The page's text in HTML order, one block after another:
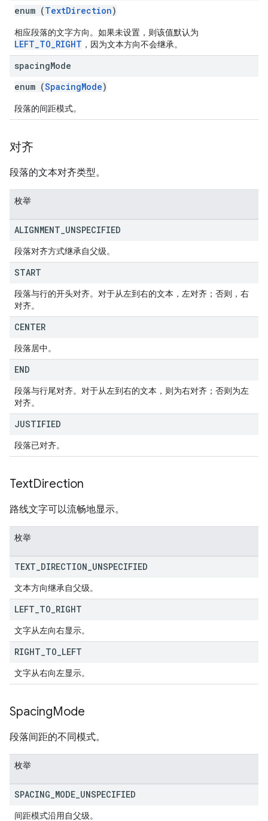
enum (TextDirection)
相应段落的文字方向。如果未设置，则该值默认为
LEFT_TO_RIGHT ，因为文本方向不会继承。
spacingMode
enum (SpacingMode)
段落的间距模式。
对齐
段落的文本对齐类型。
枚举
ALIGNMENT UNSPECIFIED
段落对齐方式继承自父级。
START
段落与行的开头对齐。对于从左到右的文本，左对齐；否则，右
对齐。
CENTER
段落居中。
END
段落与行尾对齐。对于从左到右的文本，则为右对齐；否则为左
对齐。
JUSTIFIED
段落已对齐。
TextDirection
路线文字可以流畅地显示。
枚举
TEXT DIRECTION UNSPECIFIED
文本方向继承自父级。
LEFT TO RIGHT
文字从左向右显示。
RIGHT TO LEFT
文字从右向左显示。
SpacingMode
段落间距的不同模式。
枚举
SPACING MODE UNSPECIFIED
间距模式沿用自父级。